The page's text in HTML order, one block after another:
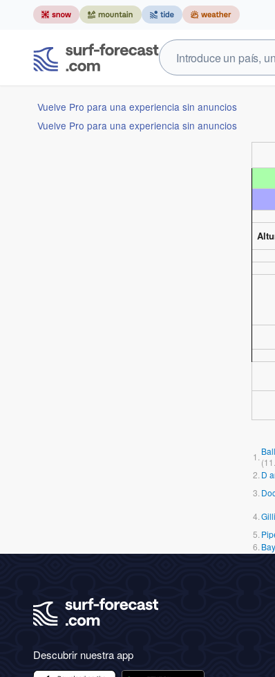
Vuelve Pro para una experiencia sin anuncios
Vuelve Pro para una experiencia sin anuncios
1. (
2. D
3.
4.
5.
6.
Descubrir nuestra app